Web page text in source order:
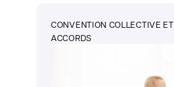
CONVENTION COLLECTIVE ET
ACCORDS